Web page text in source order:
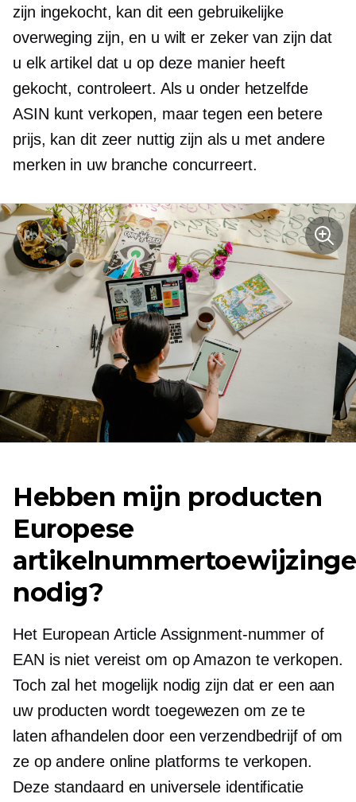
zijn ingekocht, kan dit een gebruikelijke
overweging zijn, en u wilt er zeker van zijn dat
u elk artikel dat u op deze manier heeft
gekocht, controleert. Als u onder hetzelfde
ASIN kunt verkopen, maar tegen een betere
prijs, kan dit zeer nuttig zijn als u met andere
merken in uw branche concurreert.
Hebben mijn producten
Europese
nodig?
Het European Article Assignment-nummer of
EAN is niet vereist om op Amazon te verkopen.
Toch zal het mogelijk nodig zijn dat er een aan
uw producten wordt toegewezen om ze te
laten afhandelen door een verzendbedrijf of om
ze op andere online platforms te verkopen.
Deze standaard en universele identificatie